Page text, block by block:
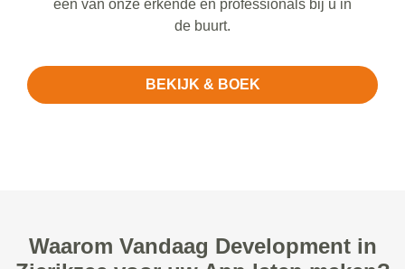
een van onze erkende en professionals bij u in
de buurt.
BEKIJK & BOEK
Waarom Vandaag Development in